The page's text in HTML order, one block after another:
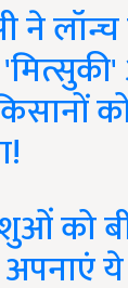
लॉन्च
को